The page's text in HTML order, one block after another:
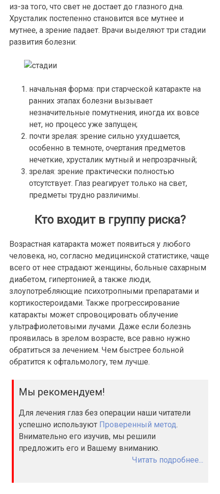
из-за того, что свет не достает до глазного дна.
Хрусталик постепенно становится все мутнее и
мутнее, а зрение падает. Врачи выделяют три стадии
развития болезни:
начальная форма: при старческой катаракте на
ранних этапах болезни вызывает
незначительные помутнения, иногда их вовсе
нет, но процесс уже запущен;
почти зрелая: зрение сильно ухудшается,
особенно в темноте, очертания предметов
нечеткие, хрусталик мутный и непрозрачный;
зрелая: зрение практически полностью
отсутствует. Глаз реагирует только на свет,
предметы трудно различимы.
Кто входит в группу риска?
Возрастная катаракта может появиться у любого
человека, но, согласно медицинской статистике, чаще
всего от нее страдают женщины, больные сахарным
диабетом, гипертонией, а также люди,
злоупотребляющие психотропными препаратами и
кортикостероидами. Также прогрессирование
катаракты может спровоцировать облучение
ультрафиолетовыми лучами. Даже если болезнь
проявилась в зрелом возрасте, все равно нужно
обратиться за лечением. Чем быстрее больной
обратится к офтальмологу, тем лучше.
Мы рекомендуем!
Для лечения глаз без операции наши читатели
успешно используют Проверенный метод.
Внимательно его изучив, мы решили
предложить его и Вашему вниманию.
Читать подробнее...